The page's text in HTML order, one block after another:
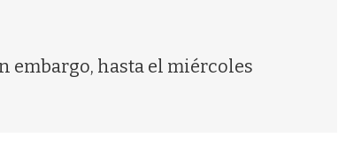
embargo, hasta el miércoles